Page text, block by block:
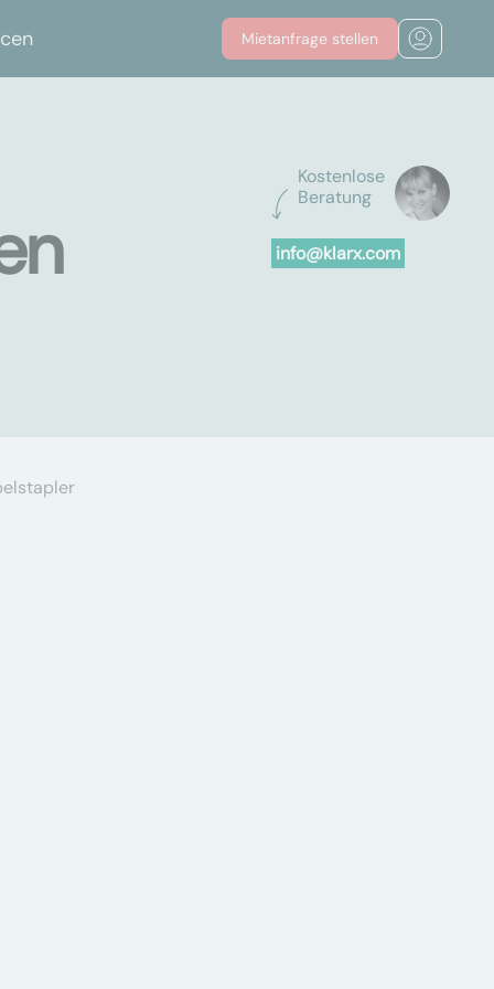
Mietanfrage stellen
Kostenlose
Beratung
info@klarx.com